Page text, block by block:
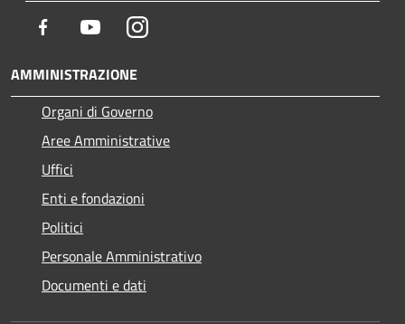
Facebook YoutubeInstagram
AMMINISTRAZIONE
Organi di Governo
Aree Amministrative
Uffici
Enti e fondazioni
Politici
Personale Amministrativo
Documenti e dati